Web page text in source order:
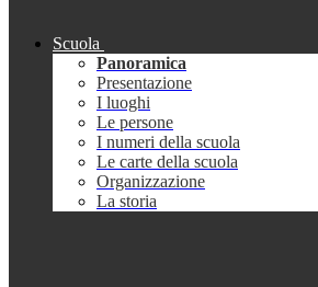
Scuola
Panoramica
Presentazione
I luoghi
Le persone
I numeri della scuola
Le carte della scuola
Organizzazione
La storia